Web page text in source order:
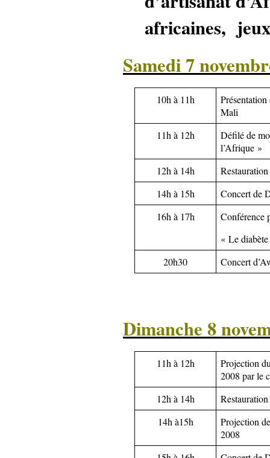
africaines,
Samedi 7
10h à 11h
Mali
11h à 12h
Défilé de
l’Afrique »
12h à 14h
Restauration
14h à 15h
Concert de
16h à 17h
Conférence
« Le
20h30
Concert
Dimanche 8
11h à 12h
Projection
2008 par le
12h à 14h
14h à15h
Projection
2008